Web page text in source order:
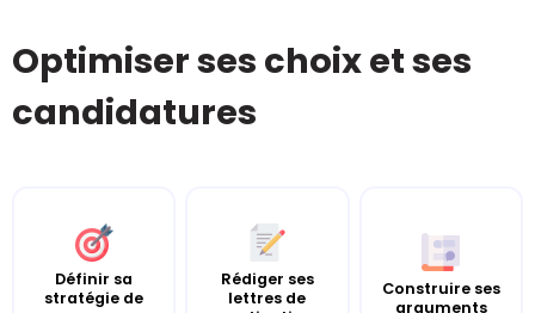
Optimiser ses choix et ses
candidatures
Définir sa
stratégie de
Rédiger ses
lettres de
Construire ses
arguments